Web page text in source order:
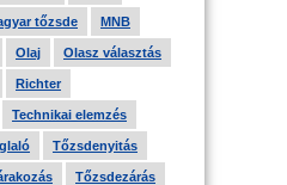
tőzsde MNB
Olaj Olasz választás
Richter
Technikai elemzés
Tőzsdenyitás
Tőzsdezárás